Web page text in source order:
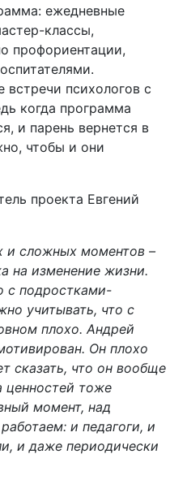
ежедневные
классы,
профориентации,
встречи психологов с
когда программа
и парень вернется в
чтобы и они
проекта Евгений
и сложных моментов –
на изменение жизни.
с подростками-
учитывать, что с
плохо. Андрей
Он плохо
сказать, что он вообще
ценностей тоже
момент, над
и педагоги, и
и даже периодически